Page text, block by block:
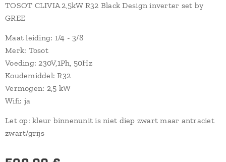
TOSOT CLIVIA 2,5kW R32 Black Design inverter set by
GREE
Maat leiding: 1/4 - 3/8
Merk: Tosot
Voeding: 230V,1Ph, 50Hz
Koudemiddel: R32
Vermogen: 2,5 kW
Wifi: ja
Let op: kleur binnenunit is niet diep zwart maar antraciet
zwart/grijs